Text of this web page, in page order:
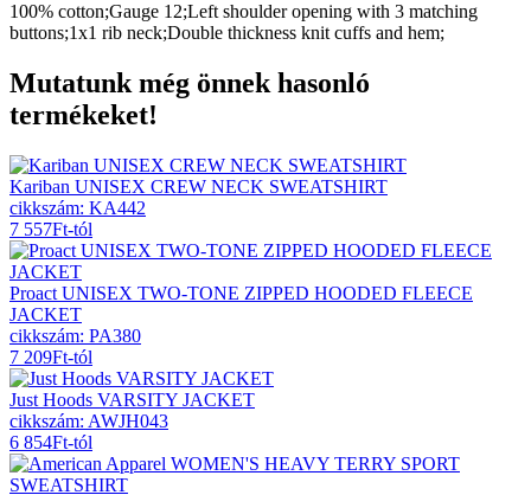
100% cotton;Gauge 12;Left shoulder opening with 3 matching
buttons;1x1 rib neck;Double thickness knit cuffs and hem;
Mutatunk még önnek hasonló
termékeket!
Kariban UNISEX CREW NECK SWEATSHIRT
cikkszám: KA442
7 557Ft-tól
Proact UNISEX TWO-TONE ZIPPED HOODED FLEECE
JACKET
cikkszám: PA380
7 209Ft-tól
Just Hoods VARSITY JACKET
cikkszám: AWJH043
6 854Ft-tól